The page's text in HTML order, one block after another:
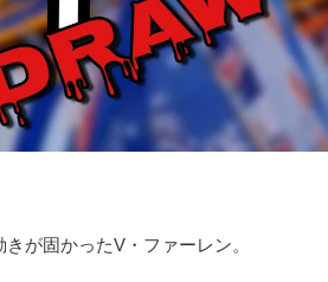
が固かったV・ファーレン。